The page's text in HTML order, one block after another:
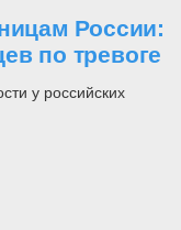
России:
по тревоге
у российских